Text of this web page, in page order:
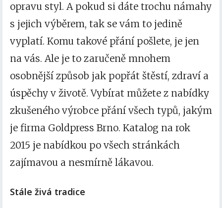
opravu styl. A pokud si dáte trochu námahy
s jejich výběrem, tak se vám to jedině
vyplatí. Komu takové přání pošlete, je jen
na vás. Ale je to zaručeně mnohem
osobnější způsob jak popřát štěstí, zdraví a
úspěchy v životě. Vybírat můžete z nabídky
zkušeného výrobce přání všech typů, jakým
je firma Goldpress Brno. Katalog na rok
2015 je nabídkou po všech stránkách
zajímavou a nesmírně lákavou.
Stále živá tradice